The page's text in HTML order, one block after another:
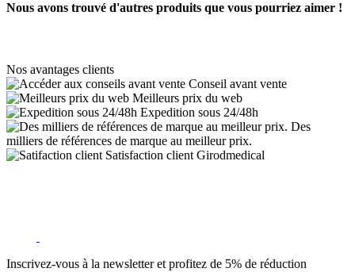
Nous avons trouvé d'autres produits que vous pourriez aimer !
Nos avantages clients
Conseil avant vente
Meilleurs prix du web
Expedition sous 24/48h
Des
milliers de références de marque au meilleur prix.
Satisfaction client Girodmedical
Inscrivez-vous à la newsletter et profitez de 5% de réduction